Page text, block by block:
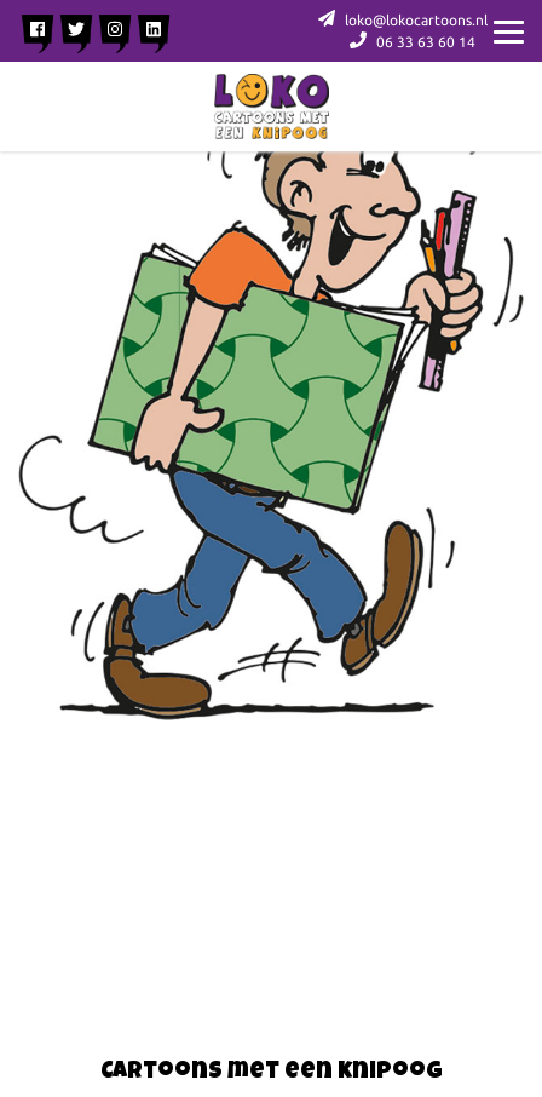
loko@lokocartoons.nl
06 33 63 60 14
Cartoons met een knipoog